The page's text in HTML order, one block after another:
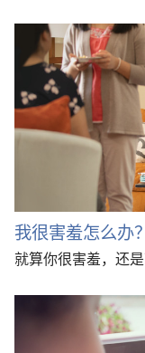
我很害羞怎么办？
就算你很害羞，还